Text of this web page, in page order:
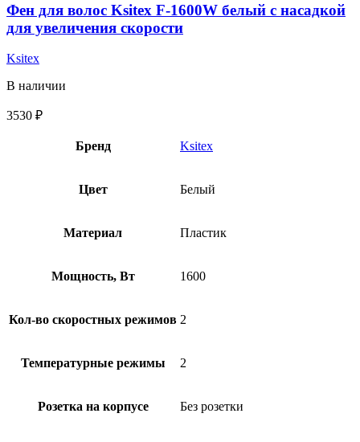
Фен для волос Ksitex F-1600W белый с насадкой
для увеличения скорости
Ksitex
В наличии
3530 ₽
Бренд Ksitex
Цвет Белый
Материал Пластик
Мощность, Вт 1600
Кол-во скоростных режимов 2
Температурные режимы 2
Розетка на корпусе Без розетки